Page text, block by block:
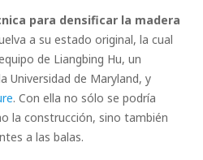
para densificar la madera
a su estado original, la cual
de Liangbing Hu, un
Universidad de Maryland, y
. Con ella no sólo se podría
la construcción, sino también
a las balas.